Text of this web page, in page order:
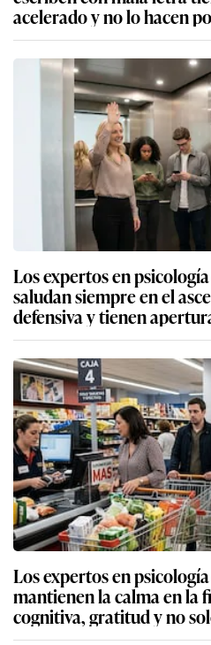
acelerado y no lo hacen
Los expertos en
saludan siempre en el
defensiva y tienen
Los expertos en
mantienen la calma en la
cognitiva, gratitud y no